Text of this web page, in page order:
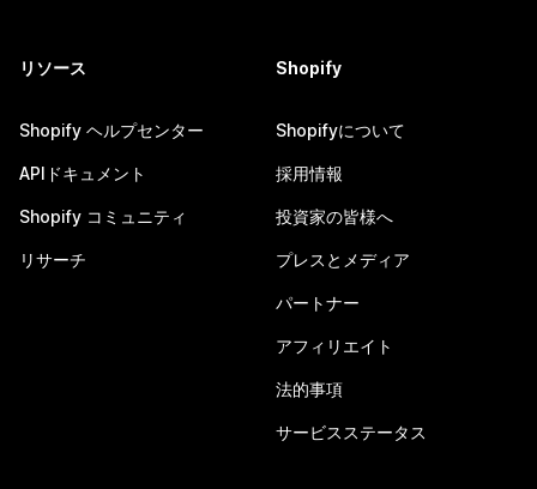
リソース
Shopify ヘルプセンター
APIドキュメント
Shopify コミュニティ
リサーチ
Shopify
Shopifyについて
採用情報
投資家の皆様へ
プレスとメディア
パートナー
アフィリエイト
法的事項
サービスステータス